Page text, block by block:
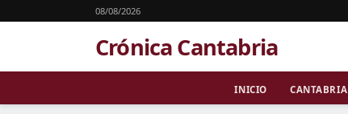
08/08/2026
Crónica Cantabria
INICIO CANTABRIA